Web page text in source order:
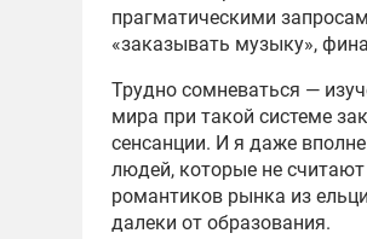
прагматическими
«заказывать музыку»,
Трудно сомневаться —
мира при такой системе
сенсанции. И я даже
людей, которые не
романтиков рынка из
далеки от образования.